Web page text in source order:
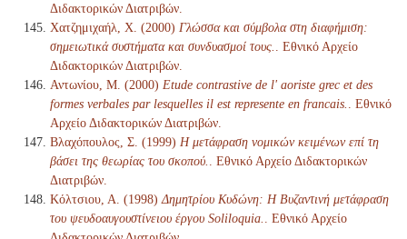
Διδακτορικών Διατριβών.
Χατζημιχαήλ, Χ. (2000) Γλώσσα και σύμβολα στη διαφήμιση:
σημειωτικά συστήματα και συνδυασμοί τους.
. Εθνικό Αρχείο
Διδακτορικών Διατριβών.
Αντωνίου, Μ. (2000) Etude contrastive de l' aoriste grec et des
formes verbales par lesquelles il est represente en francais.
. Εθνικό
Αρχείο Διδακτορικών Διατριβών.
Βλαχόπουλος, Σ. (1999) Η μετάφραση νομικών κειμένων επί τη
βάσει της θεωρίας του σκοπού.
. Εθνικό Αρχείο Διδακτορικών
Διατριβών.
Κόλτσιου, Α. (1998) Δημητρίου Κυδώνη: Η Βυζαντινή μετάφραση
του ψευδοαυγουστίνειου έργου Soliloquia.
. Εθνικό Αρχείο